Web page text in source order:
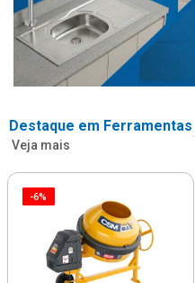
Destaque em Ferramentas
Veja mais
-6%